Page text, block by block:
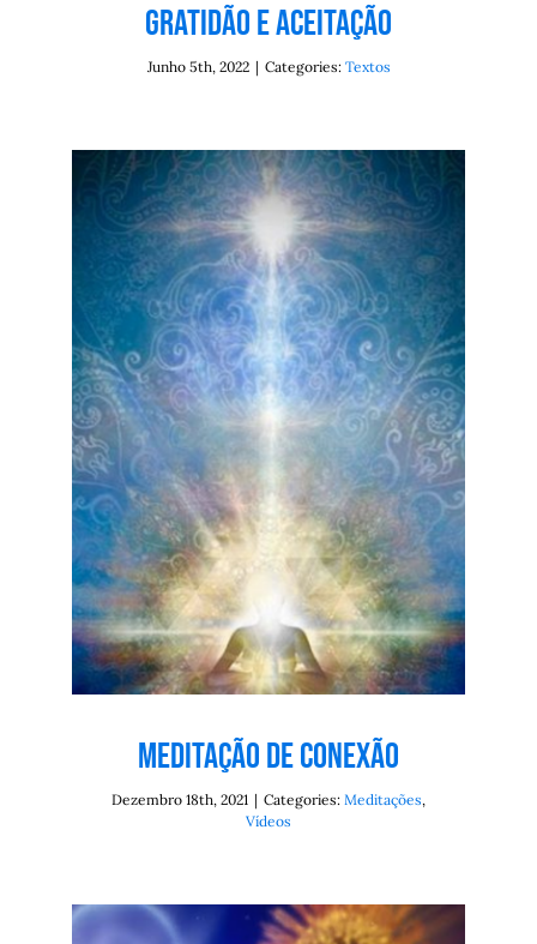
gratidão e aceitação
Junho 5th, 2022 | Categories: Textos
Meditação de Conexão
Meditações Vídeos
Meditação de Conexão
Dezembro 18th, 2021 | Categories: Meditações,
Vídeos